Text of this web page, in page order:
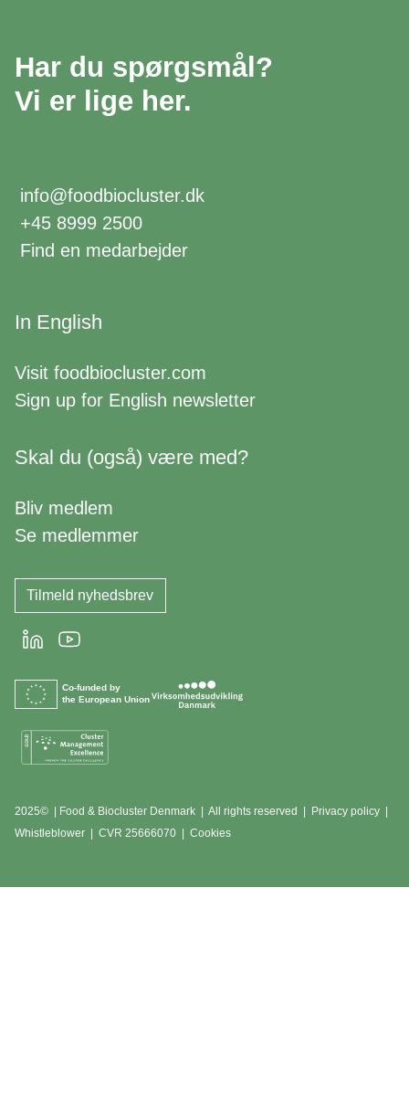
Har du spørgsmål?
Vi er lige her.
info@foodbiocluster.dk
+45 8999 2500
Find en medarbejder
In English
Visit foodbiocluster.com
Sign up for English newsletter
Skal du (også) være med?
Bliv medlem
Se medlemmer
Tilmeld nyhedsbrev
LinkedInYoutube
Co-funded by
the European Union
2025© | Food & Biocluster Denmark | All rights reserved | Privacy policy
Whistleblower
CVR 25666070 | Cookies